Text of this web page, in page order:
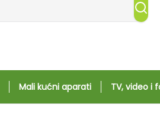
Mali kućni aparati TV, video i